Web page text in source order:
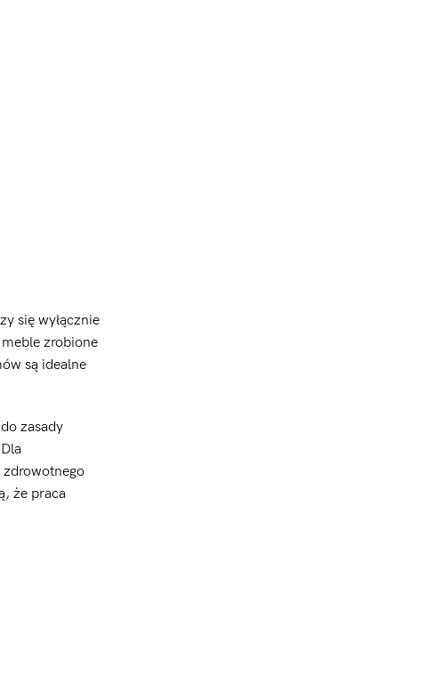
się wyłącznie
zrobione
są idealne
zasady
zdrowotnego
że praca